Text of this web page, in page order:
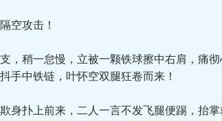
空攻击！
稍一怠慢，立被一颗铁球擦中右肩，痛彻
中铁链，叶怀空双腿狂卷而来！
扑上前来，二人一言不发飞腿便踢，抬掌